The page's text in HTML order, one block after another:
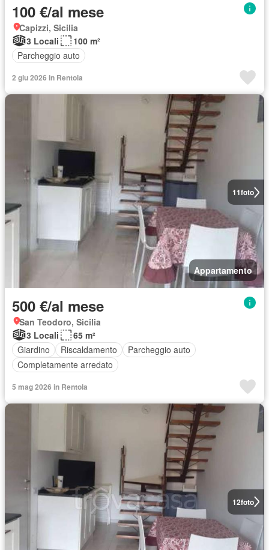
100 €/al mese
Capizzi, Sicilia
3 Locali
100 m²
Parcheggio auto
2 giu 2026 in Rentola
11foto
Appartamento
500 €/al mese
San Teodoro, Sicilia
3 Locali
65 m²
Giardino
Riscaldamento
Parcheggio auto
Completamente arredato
5 mag 2026 in Rentola
12foto